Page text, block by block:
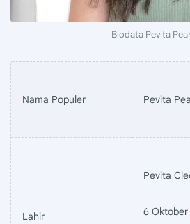
Biodata Pevita
Nama Populer Pevita
Lahir
Pevita
6 Oktober